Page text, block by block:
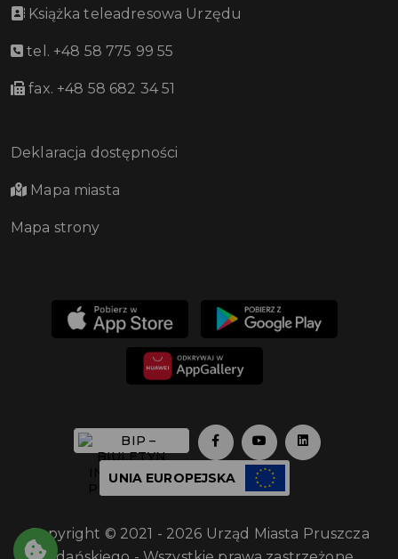
Książka teleadresowa Urzędu
tel. +48 58 775 99 55
fax. +48 58 682 34 51
Deklaracja dostępności
Mapa miasta
Mapa strony
UNIA EUROPEJSKA
Copyright © 2021 - 2026 Urząd Miasta Pruszcza